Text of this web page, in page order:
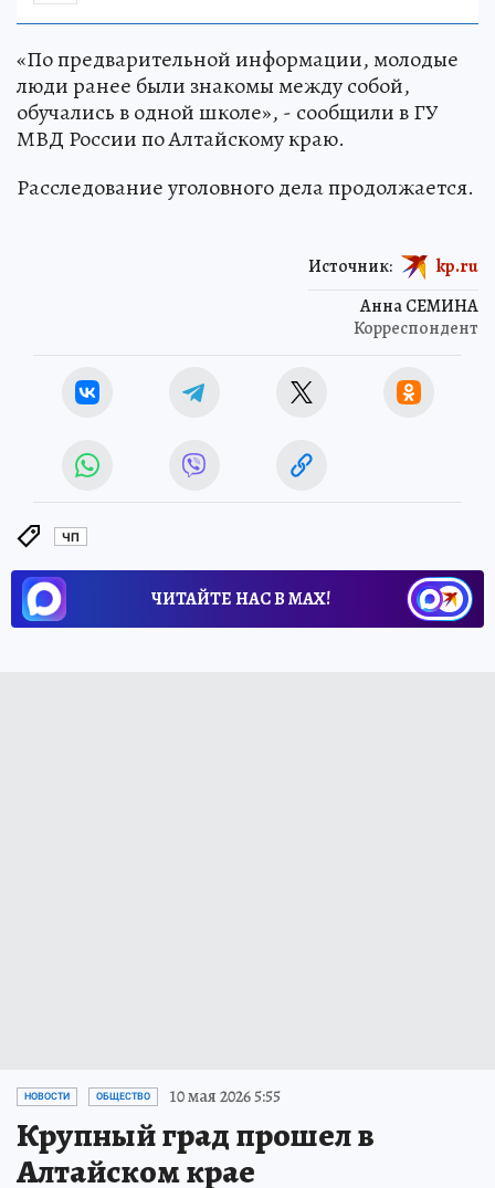
«По предварительной информации, молодые
люди ранее были знакомы между собой,
обучались в одной школе», - сообщили в ГУ
МВД России по Алтайскому краю.
Расследование уголовного дела продолжается.
Анна СЕМИНА
Корреспондент
Источник: kp.ru
ЧП
ЧИТАЙТЕ НАС В МАХ!
НОВОСТИ ОБЩЕСТВО 10 мая 2026 5:55
Крупный град прошел в
Алтайском крае